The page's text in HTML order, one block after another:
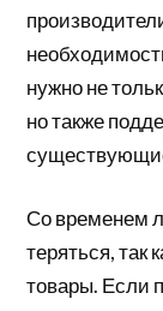
нужно не
но также
Со временем
теряться, так
товары. Если